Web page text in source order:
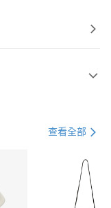
21家銀行
行
查看全部